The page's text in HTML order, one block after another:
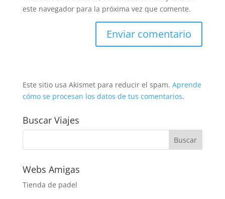
este navegador para la próxima vez que comente.
Este sitio usa Akismet para reducir el spam. Aprende
cómo se procesan los datos de tus comentarios.
Buscar Viajes
Webs Amigas
Tienda de padel